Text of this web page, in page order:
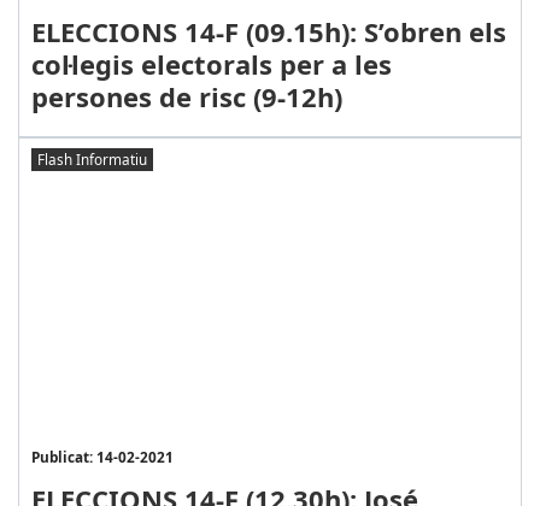
ELECCIONS 14-F (09.15h): S’obren els
col·legis electorals per a les
persones de risc (9-12h)
Flash Informatiu
Publicat: 14-02-2021
ELECCIONS 14-F (12.30h): José